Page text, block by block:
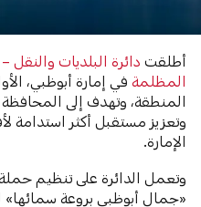
أطلقتدائرة البلديات والنقل –
المظلمةفي إمارة أبوظبي،
المنطقة، وتهدف إلى
وتعزيز مستقبل أكثر استدامة
الإمارة.
وتعمل الدائرة على تنظيم
«جمال أبوظبي بروعة سمائها»